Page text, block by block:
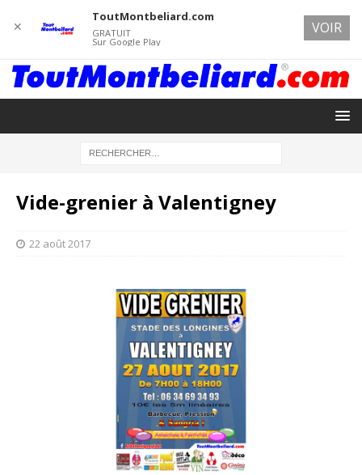
Vide-grenier à Valentigney
22 août 2017
✕
ToutMontbeliard.com
GRATUIT
Sur Google Play
VOIR